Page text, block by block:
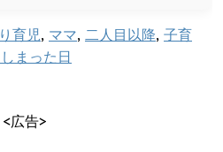
育児, ママ, 二人目以降, 子育
まった日
<広告>